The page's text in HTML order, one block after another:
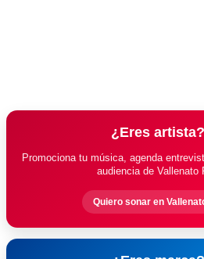
¿Eres artista?
Promociona tu música, agenda
audiencia de Vallenato
Quiero sonar en